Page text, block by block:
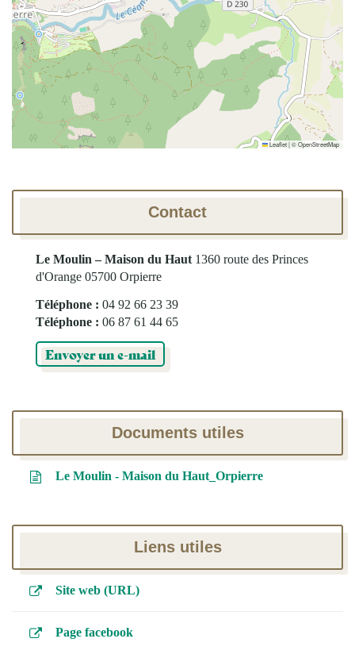
Leaflet|©OpenStreetMap
Contact
Le Moulin – Maison du Haut 1360 route des Princes
d'Orange 05700 Orpierre
Téléphone : 04 92 66 23 39
Téléphone : 06 87 61 44 65
Envoyer un e-mail
Documents utiles
Le Moulin - Maison du Haut_Orpierre
Liens utiles
Site web (URL)
Page facebook